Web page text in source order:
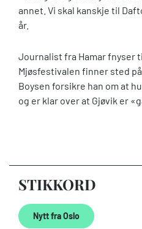
annet. Vi skal kanskje til
år.
Journalist fra Hamar fnyser
Mjøsfestivalen finner sted
Boysen forsikre han om at
og er klar over at Gjøvik er
STIKKORD
Nytt fra Oslo